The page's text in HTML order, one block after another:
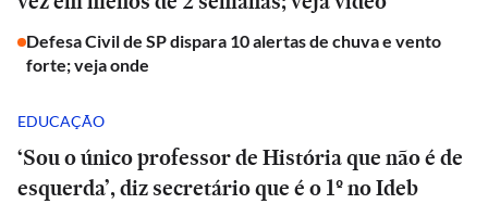
Defesa Civil de SP dispara 10 alertas de chuva e vento
forte; veja onde
EDUCAÇÃO
‘Sou o único professor de História que não é de
esquerda’, diz secretário que é o 1º no Ideb